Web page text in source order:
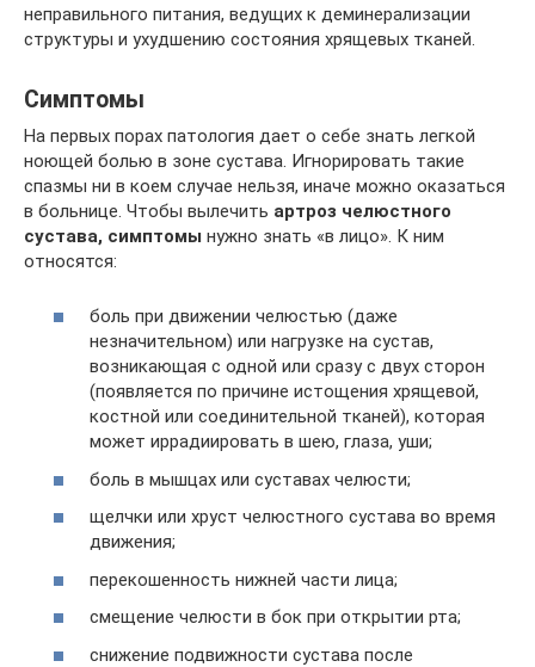
неправильного питания, ведущих к деминерализации
структуры и ухудшению состояния хрящевых тканей.
Симптомы
На первых порах патология дает о себе знать легкой
ноющей болью в зоне сустава. Игнорировать такие
спазмы ни в коем случае нельзя, иначе можно оказаться
в больнице. Чтобы вылечить артроз челюстного
сустава, симптомы нужно знать «в лицо». К ним
относятся:
боль при движении челюстью (даже
незначительном) или нагрузке на сустав,
возникающая с одной или сразу с двух сторон
(появляется по причине истощения хрящевой,
костной или соединительной тканей), которая
может иррадиировать в шею, глаза, уши;
боль в мышцах или суставах челюсти;
щелчки или хруст челюстного сустава во время
движения;
перекошенность нижней части лица;
смещение челюсти в бок при открытии рта;
снижение подвижности сустава после